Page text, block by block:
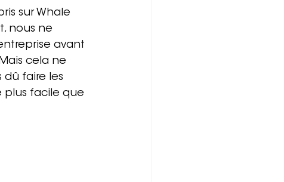
sur Whale
nous ne
avant
cela ne
dû faire les
plus facile que